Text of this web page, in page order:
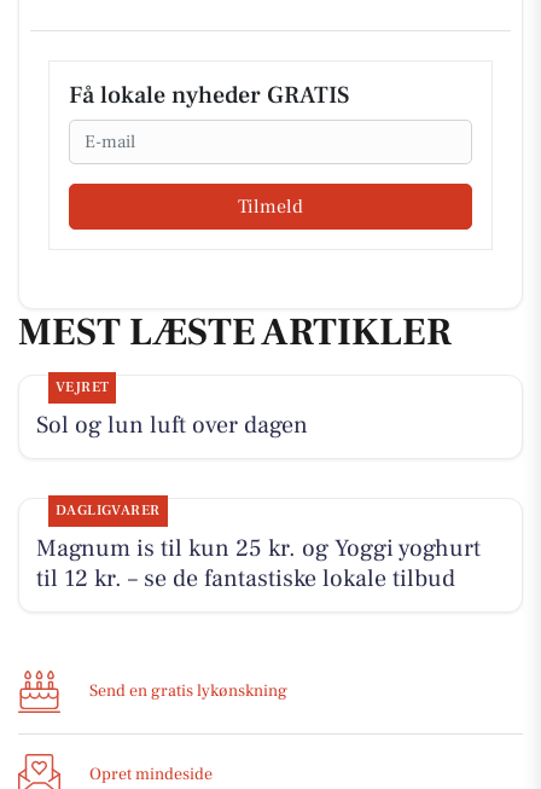
Få lokale nyheder GRATIS
Email
Tilmeld
MEST LÆSTE ARTIKLER
VEJRET
Sol og lun luft over dagen
DAGLIGVARER
Magnum is til kun 25 kr. og Yoggi yoghurt
til 12 kr. – se de fantastiske lokale tilbud
Send en gratis lykønskning
Opret mindeside